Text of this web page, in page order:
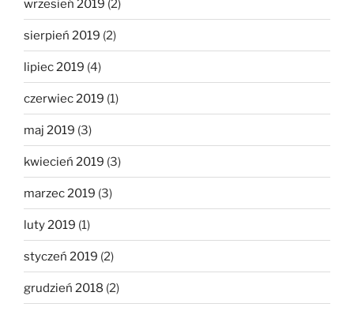
wrzesień 2019 (2)
sierpień 2019 (2)
lipiec 2019 (4)
czerwiec 2019 (1)
maj 2019 (3)
kwiecień 2019 (3)
marzec 2019 (3)
luty 2019 (1)
styczeń 2019 (2)
grudzień 2018 (2)